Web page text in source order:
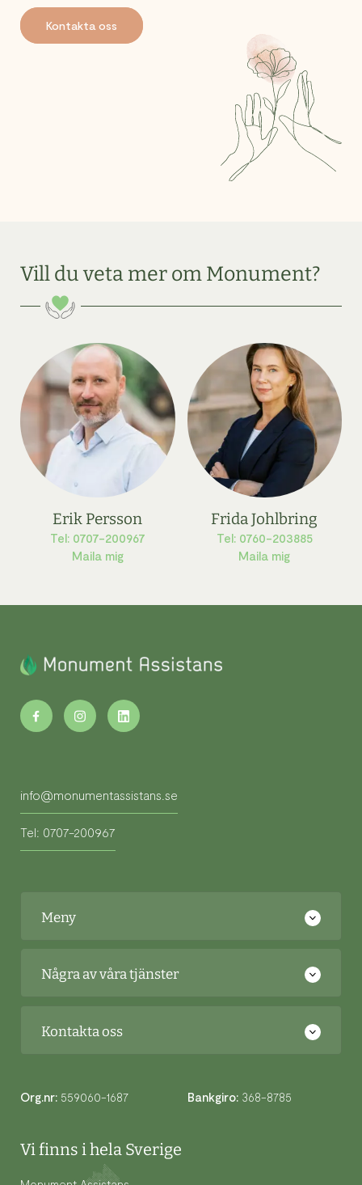
Kontakta oss
Vill du veta mer om Monument?
Erik Persson
Tel: 0707-200967
Maila mig
Frida Johlbring
Tel: 0760-203885
Maila mig
info@monumentassistans.se
Tel: 0707-200967
Meny
Några av våra tjänster
Kontakta oss
Org.nr: 559060-1687 Bankgiro:368-8785
Vi finns i hela Sverige